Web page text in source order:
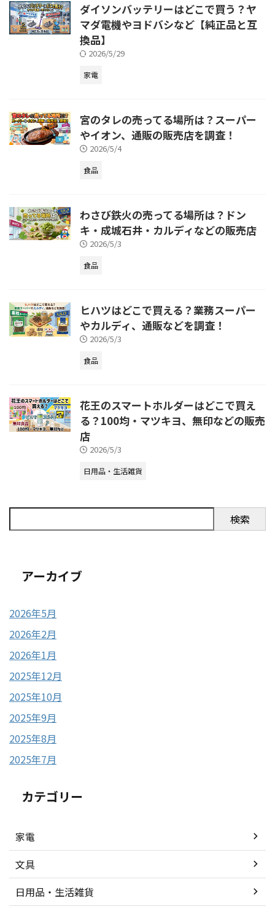
を検討している方はぜひ参考にし
てください。 ...
の 昭和産業株式会社 が開発した
調理用粉です。昭和産業は、小麦
ダイソンバッテリーはどこで買う？ヤ
マダ電機やヨドバシなど【純正品と互
換品】
2026/5/29
家電
宮のタレの売ってる場所は？スーパー
やイオン、通販の販売店を調査！
2026/5/4
食品
わさび鉄火の売ってる場所は？ドン
キ・成城石井・カルディなどの販売店
2026/5/3
食品
ヒハツはどこで買える？業務スーパー
やカルディ、通販などを調査！
2026/5/3
食品
花王のスマートホルダーはどこで買え
る？100均・マツキヨ、無印などの販売
店
2026/5/3
日用品・生活雑貨
検索
アーカイブ
2026年5月
2026年2月
2026年1月
2025年12月
2025年10月
2025年9月
2025年8月
2025年7月
カテゴリー
家電
文具
日用品・生活雑貨